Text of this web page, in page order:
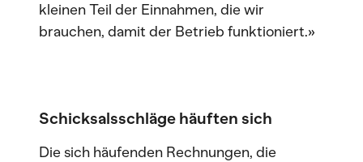
kleinen Teil der Einnahmen, die wir
brauchen, damit der Betrieb funktioniert.»
Schicksalsschläge häuften sich
Die sich häufenden Rechnungen, die